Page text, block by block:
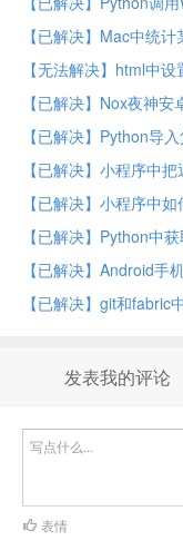
【已解决】Mac中统
【无法解决】html中
【已解决】Python导
【已解决】小程序中
【已解决】Python中
发表我的评论
表情